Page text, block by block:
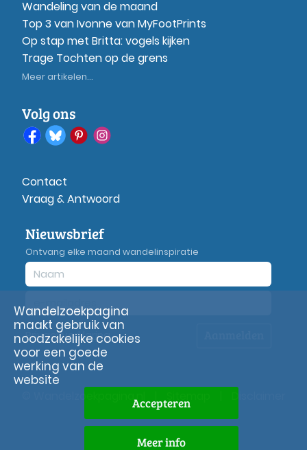
Wandeling van de maand
Top 3 van Ivonne van MyFootPrints
Op stap met Britta: vogels kijken
Trage Tochten op de grens
Meer artikelen...
Volg ons
Contact
Vraag & Antwoord
Nieuwsbrief
Ontvang elke maand wandelinspiratie
Privacyverklaring
© Wandelzoekpagina.nl
Wandelzoekpagina
maakt gebruik van
noodzakelijke cookies
voor een goede
werking van de
website
Accepteren
Meer info